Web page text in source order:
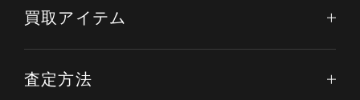
買取アイテム
査定方法